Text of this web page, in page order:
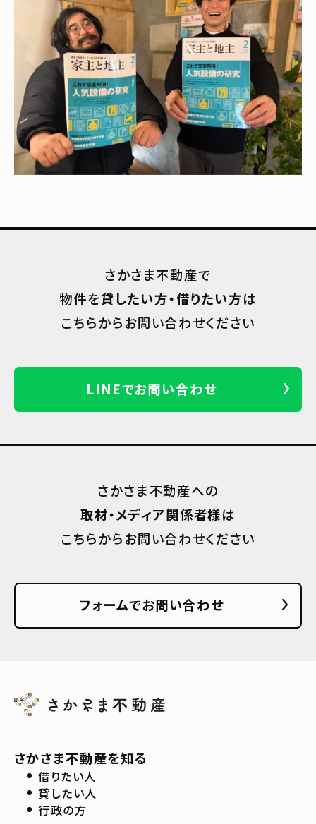
さかさま不動産で
物件を貸したい方・借りたい方は
こちらからお問い合わせください
LINEでお問い合わせ
さかさま不動産への
取材・メディア関係者様は
こちらからお問い合わせください
フォームでお問い合わせ
さかさま不動産を知る
借りたい人
貸したい人
行政の方